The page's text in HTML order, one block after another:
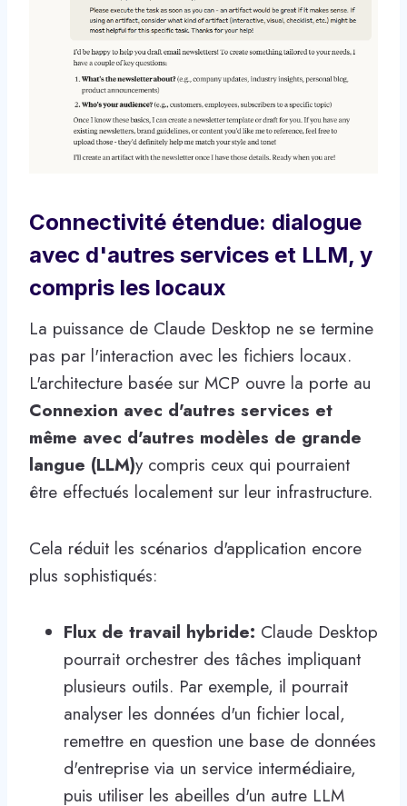
Connectivité étendue: dialogue
avec d'autres services et LLM, y
compris les locaux
La puissance de Claude Desktop ne se termine
pas par l'interaction avec les fichiers locaux.
L'architecture basée sur MCP ouvre la porte au
Connexion avec d'autres services et
même avec d'autres modèles de grande
langue (LLM)y compris ceux qui pourraient
être effectués localement sur leur infrastructure.
Cela réduit les scénarios d'application encore
plus sophistiqués:
Flux de travail hybride: Claude Desktop
pourrait orchestrer des tâches impliquant
plusieurs outils. Par exemple, il pourrait
analyser les données d'un fichier local,
remettre en question une base de données
d'entreprise via un service intermédiaire,
puis utiliser les abeilles d'un autre LLM